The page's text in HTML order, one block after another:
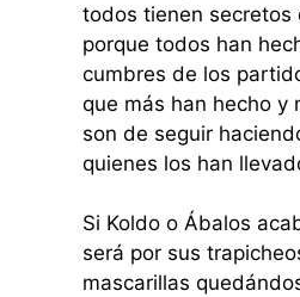
todos tienen secretos
porque todos han
cumbres de los
que más han hecho y
son de seguir
quienes los han
Si Koldo o Ábalos
será por sus
mascarillas